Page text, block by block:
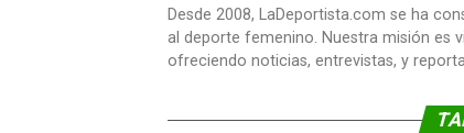
Desde 2008, LaDeportista.com se ha
al deporte femenino. Nuestra misión es
ofreciendo noticias, entrevistas, y